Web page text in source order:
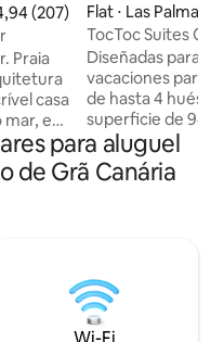
de uma avaliação média de
(207)
Praia
casa
em
da
Flat ⋅ Las Palmas
nária
TocToc Suites
de 2 quartos...
Diseñadas para
vacaciones para
de hasta 4
superficie de
dormitorios con
cama doble y
que ofrecen la
del atlántico. Completamente equipado,
con ropa de
de cocina y vajilla,
para aluguel
de Grã Canária